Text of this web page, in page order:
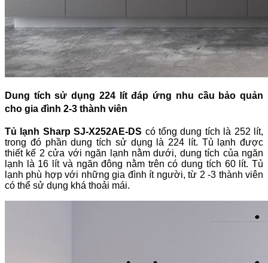
Dung tích sử dụng 224 lít đáp ứng nhu cầu bảo quản
cho gia đình 2-3 thành viên
Tủ lạnh Sharp SJ-X252AE-DS có tổng dung tích là 252 lít,
trong đó phần dung tích sử dụng là 224 lít. Tủ lạnh được
thiết kế 2 cửa với ngăn lạnh nằm dưới, dung tích của ngăn
lạnh là 16 lít và ngăn đông nằm trên có dung tích 60 lít. Tủ
lạnh phù hợp với những gia đình ít người, từ 2 -3 thành viên
có thể sử dụng khá thoải mái.